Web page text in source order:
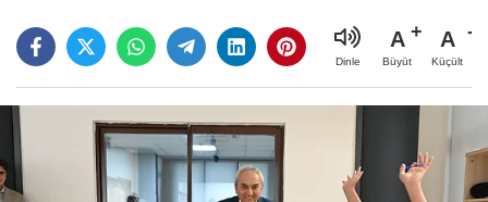
Dinle
A
Büyüt
A
Küçült